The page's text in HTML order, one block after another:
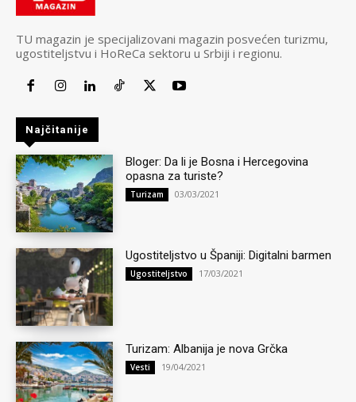
TU magazin je specijalizovani magazin posvećen turizmu,
ugostiteljstvu i HoReCa sektoru u Srbiji i regionu.
Najčitanije
Bloger: Da li je Bosna i Hercegovina
opasna za turiste?
Turizam 03/03/2021
Ugostiteljstvo u Španiji: Digitalni barmen
Ugostiteljstvo 17/03/2021
Turizam: Albanija je nova Grčka
Vesti 19/04/2021